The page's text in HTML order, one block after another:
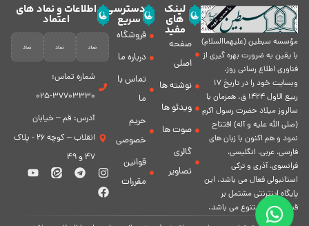
مؤسسه سبطين (عليهماالسلام)
با يقين به ضرورت بهره گیرى از
فناورى اطلاع رسانى روز،
وبسایت خود را در تاريخ 17
ربيع الاول 1424 ق. همزمان با
سالروز ميلاد حضرت رسول اكرم
(صلی الله علیه و آله) افتتاح
نمود و هم اكنون با زبان های
فارسی، عربى، انگلیسی،
فرانسوی، آذری و ترکی
استانبولی فعال مى باشد. اين
پايگاه اينترنتى مشتمل بر
قسمت هاى متنوع مى باشد.
لینک
های
مفید
صفحه
اصلی
نوشته ها
ویدئو ها
صوت ها
گالری
تصاویر
دسترسی
سریع
فروشگاه
درباره ما
تماس با
ما
حریم
خصوصی
قوانین
مقررات
اطلاعات و نماد های
اعتماد
شماره تماس:
37703330-025
آدرس: قم – خیابان
انقلاب – کوچه 26 - پلاک
47 و 49